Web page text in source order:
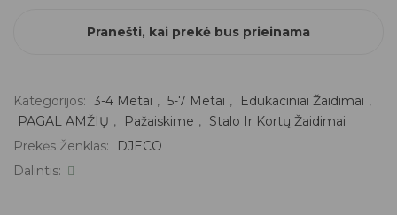
Pranešti, kai prekė bus prieinama
Kategorijos: 3-4 Metai , 5-7 Metai , Edukaciniai Žaidimai ,
PAGAL AMŽIŲ , Pažaiskime , Stalo Ir Kortų Žaidimai
Prekės Ženklas:
DJECO
Dalintis: